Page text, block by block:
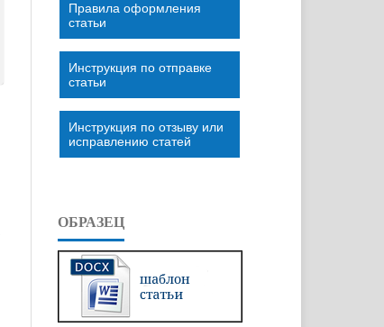
Правила оформления
статьи
Инструкция по отправке
статьи
Инструкция по отзыву или
исправлению статей
ОБРАЗЕЦ